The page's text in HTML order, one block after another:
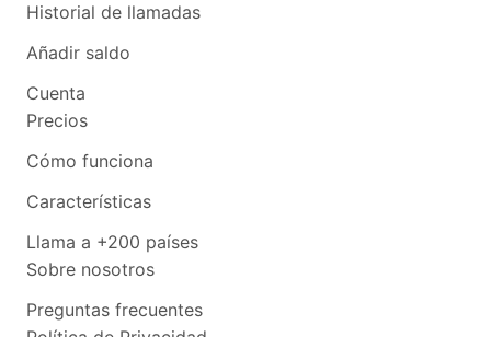
Historial de llamadas
Añadir saldo
Cuenta
Precios
Cómo funciona
Características
Llama a +200 países
Sobre nosotros
Preguntas frecuentes